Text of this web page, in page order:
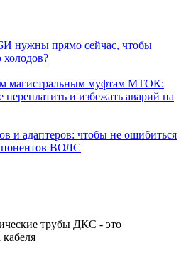
нужны прямо сейчас, чтобы
холодов?
магистральным муфтам МТОК:
и избежать аварий на
и адаптеров: чтобы не ошибиться
ВОЛС
трубы ДКС - это